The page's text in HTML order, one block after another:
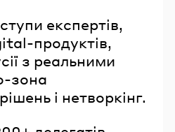
експертів,
продуктів,
з реальними
зона
і нетворкінг.